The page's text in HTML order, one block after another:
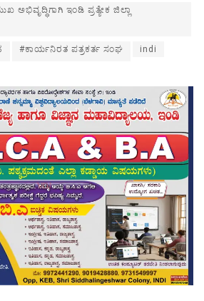
ಅಭಿವೃದ್ಧಿಗಾಗಿ ಇಂಡಿ ಪ್ರತ್ಯೇಕ ಜಿಲ್ಲಾ
#ಕಾರ್ಯನಿರತ ಪತ್ರಕರ್ತ ಸಂಘ indi